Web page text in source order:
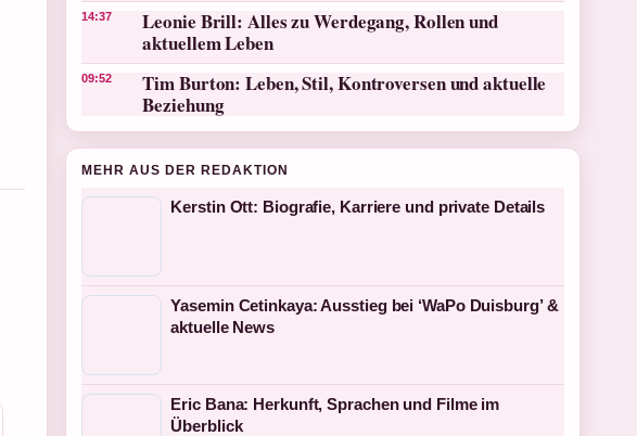
14:37
Leonie Brill: Alles zu Werdegang, Rollen und
aktuellem Leben
09:52
Tim Burton: Leben, Stil, Kontroversen und aktuelle
Beziehung
MEHR AUS DER REDAKTION
Kerstin Ott: Biografie, Karriere und private Details
Yasemin Cetinkaya: Ausstieg bei ‘WaPo Duisburg’ &
aktuelle News
Eric Bana: Herkunft, Sprachen und Filme im
Überblick